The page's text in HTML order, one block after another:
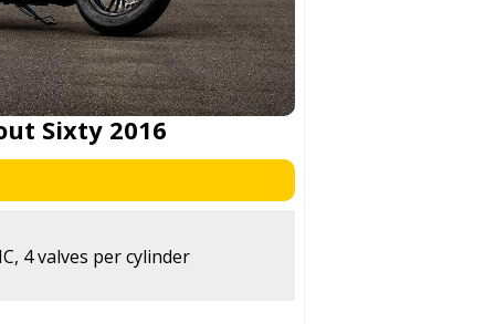
Sixty 2016
4 valves per cylinder